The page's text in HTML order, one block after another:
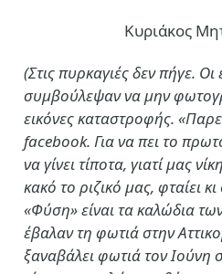
Κυριάκος
(Στις πυρκαγιές δεν πήγε. Οι
συμβούλεψαν να μην
εικόνες καταστροφής.
facebook. Για να πει το
να γίνει τίποτα, γιατί μας
κακό το ριζικό μας, φταίει
«Φύση» είναι τα καλώδια
έβαλαν τη φωτιά στην
ξαναβάλει φωτιά τον Ιούνη